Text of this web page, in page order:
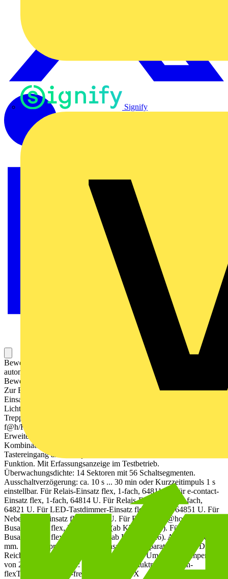
Signify
Bewegungsmeldersensor mit Umgebungslichtmessung. Zum
automatischen Schalten von Verbrauchern in Abhängigkeit von
Bewegung und Helligkeit. Funktion Tastschalter jederzeit möglich.
Zur Erfassung mit Tierschneise. In Kombination mit Dimmer-
Einsatz flex: Dimmfunktion der Beleuchtung und wahlweise
Lichtwertspeicherung. Mit aktivierbarer Ausschaltvorwarnung bei
Treppenhausbetrieb. Kompatibel mit allen flex-Einsätzen und
f@h/KNX Busankoppler flex. Einstellelemente rückseitig.
Erweiterung des Erfassungsbereiches durch Haupt-/Nebenstellen
Kombination. Zusätzliche Ein-/ Ausschaltmöglichkeit über
Tastereingang am Unterputz-Einsatz. Mit Dauerlicht-/Dauer-Aus-
Funktion. Mit Erfassungsanzeige im Testbetrieb.
Überwachungsdichte: 14 Sektoren mit 56 Schaltsegmenten.
Ausschaltverzögerung: ca. 10 s ... 30 min oder Kurzzeitimpuls 1 s
einstellbar. Für Relais-Einsatz flex, 1-fach, 64811 U. Für e-contact-
Einsatz flex, 1-fach, 64814 U. Für Relais-Einsatz flex, 2-fach,
64821 U. Für LED-Tastdimmer-Einsatz flex, 1-fach, 64851 U. Für
Nebenstelleneinsatz flex, 64891 U. Für Busch-free@home®
Busankoppler flex, BAU-F-0.11 (ab KW09/2026). Für KNX
Busankoppler flex, BA/U1.0.11 (ab KW09/2026). Aufbauhöhe: 22
mm. Den entsprechenden UP-Einsatz bitte separat bestellen. Die
Reichweitenangaben beziehen sich auf eine Umgebungstemperatur
von 21 °C. Designlinie: pur edelstahl Produktreihe: Busch-
flexTronics®, Busch-free@home®, KNX